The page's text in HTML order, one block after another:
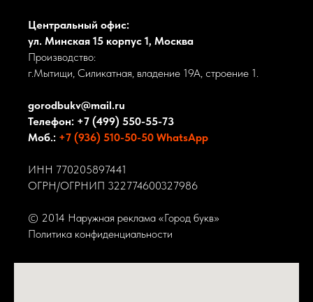
Центральный офис:
ул. Минская 15 корпус 1, Москва
Производство:
г.Мытищи, Силикатная, владение 19А, строение 1.
gorodbukv@mail.ru
Телефон: +7 (499) 550-55-73
Моб.: +7 (936) 510-50-50 WhatsApp
ИНН 770205897441
ОГРН/ОГРНИП 322774600327986
© 2014 Наружная реклама «Город букв»
Политика конфиденциальности